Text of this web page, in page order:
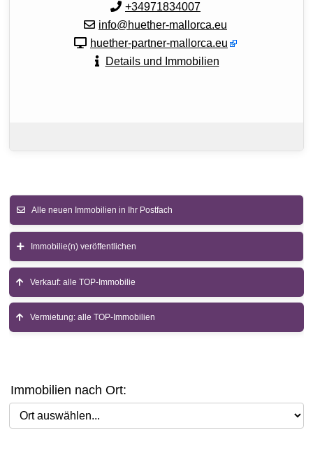
+34971834007
info@huether-mallorca.eu
huether-partner-mallorca.eu
Details und Immobilien
Alle neuen Immobilien in Ihr Postfach
Immobilie(n) veröffentlichen
Verkauf: alle TOP-Immobilie
Vermietung: alle TOP-Immobilien
Immobilien nach Ort:
Ort auswählen